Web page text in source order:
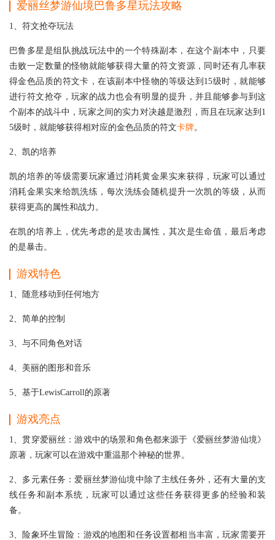
爱丽丝梦游仙境巴鲁多星玩法攻略
1、符文抢夺玩法
巴鲁多星是组队挑战玩法中的一个特殊副本，在这个副本中，只要
击败一定数量的怪物就能够获得大量的符文资源，同时还有几率获
得金色品质的符文卡，在该副本中怪物的等级达到15级时，就能够
进行符文抢夺，玩家的战力也会有明显的提升，并且能够参与到这
个副本的战斗中，玩家之间的实力对决越是激烈，而且在玩家达到1
5级时，就能够获得相对应的金色品质的符文卡牌。
2、凯的培养
凯的培养的等级需要玩家通过消耗黄金果实来获得，玩家可以通过
消耗金果实来给凯洗练，每次洗练会随机提升一次凯的等级，从而
获得更高的属性和战力。
在凯的培养上，优先考虑的是攻击属性，其次是生命值，最后考虑
的是暴击。
游戏特色
1、随意移动到任何地方
2、简单的控制
3、与不同角色对话
4、美丽的图形和音乐
5、基于LewisCarroll的原著
游戏亮点
1、贯穿爱丽丝：游戏中的场景和角色都来源于《爱丽丝梦游仙境》
原著，玩家可以在游戏中重温那个神秘的世界。
2、多元素任务：爱丽丝梦游仙境中除了主线任务外，还有大量的支
线任务和副本系统，玩家可以通过这些任务获得更多的经验和装
备。
3、险象环生冒险：游戏的地图和任务设置都相当丰富，玩家需要开